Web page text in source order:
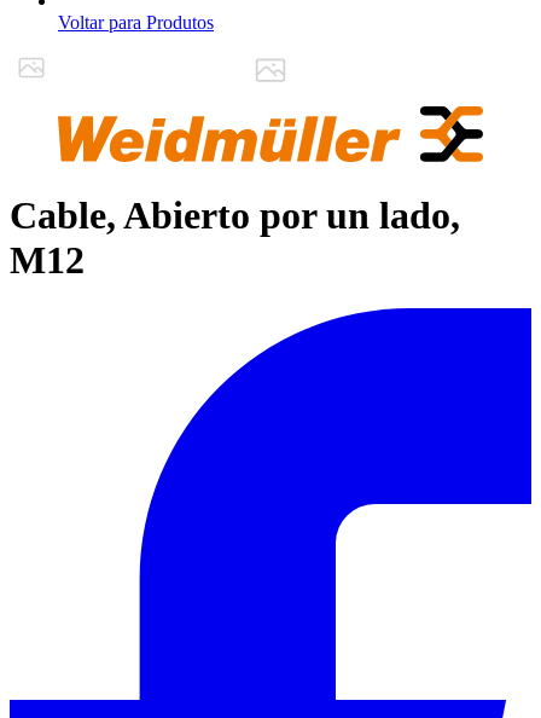
Voltar para Produtos
Cable, Abierto por un lado,
M12